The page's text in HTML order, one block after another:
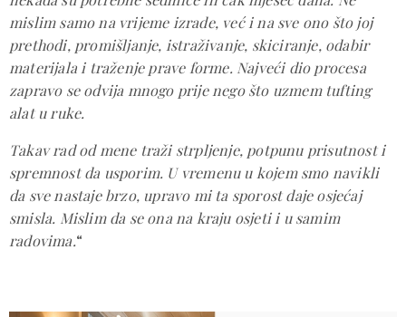
mislim samo na vrijeme izrade, već i na sve ono što joj
prethodi, promišljanje, istraživanje, skiciranje, odabir
materijala i traženje prave forme. Najveći dio procesa
zapravo se odvija mnogo prije nego što uzmem tufting
alat u ruke.
Takav rad od mene traži strpljenje, potpunu prisutnost i
spremnost da usporim. U vremenu u kojem smo navikli
da sve nastaje brzo, upravo mi ta sporost daje osjećaj
smisla. Mislim da se ona na kraju osjeti i u samim
radovima.“